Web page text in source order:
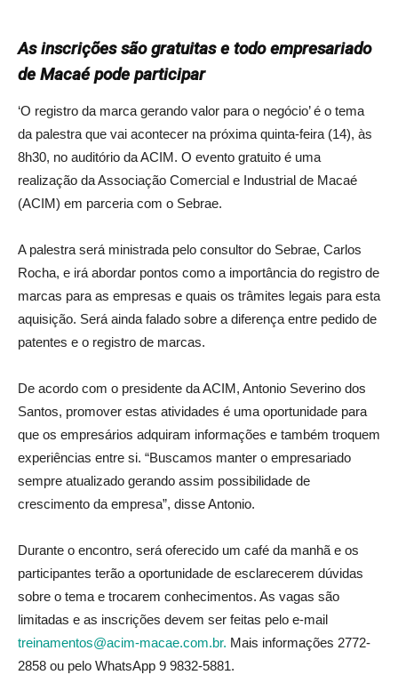
As inscrições são gratuitas e todo empresariado
de Macaé pode participar
‘O registro da marca gerando valor para o negócio’ é o tema
da palestra que vai acontecer na próxima quinta-feira (14), às
8h30, no auditório da ACIM. O evento gratuito é uma
realização da Associação Comercial e Industrial de Macaé
(ACIM) em parceria com o Sebrae.
A palestra será ministrada pelo consultor do Sebrae, Carlos
Rocha, e irá abordar pontos como a importância do registro de
marcas para as empresas e quais os trâmites legais para esta
aquisição. Será ainda falado sobre a diferença entre pedido de
patentes e o registro de marcas.
De acordo com o presidente da ACIM, Antonio Severino dos
Santos, promover estas atividades é uma oportunidade para
que os empresários adquiram informações e também troquem
experiências entre si. “Buscamos manter o empresariado
sempre atualizado gerando assim possibilidade de
crescimento da empresa”, disse Antonio.
Durante o encontro, será oferecido um café da manhã e os
participantes terão a oportunidade de esclarecerem dúvidas
sobre o tema e trocarem conhecimentos. As vagas são
limitadas e as inscrições devem ser feitas pelo e-mail
treinamentos@acim-macae.com.br. Mais informações 2772-
2858 ou pelo WhatsApp 9 9832-5881.